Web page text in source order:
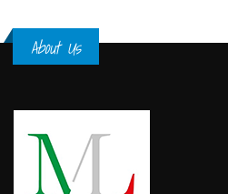
About Us